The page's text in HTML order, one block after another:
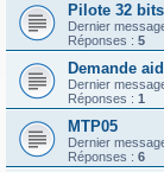
Pilote 32 bits
Dernier
Réponses : 5
Demande
Dernier
Réponses : 1
MTP05
Dernier
Réponses : 6